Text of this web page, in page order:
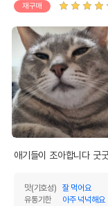
재구매
애기들이 조아합니다 굿
맛(기호성)
잘 먹어요
유통기한
아주 넉넉해요